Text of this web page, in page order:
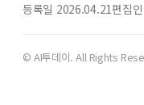
등록일 2026.04.21편집
© AI투데이. All Rights